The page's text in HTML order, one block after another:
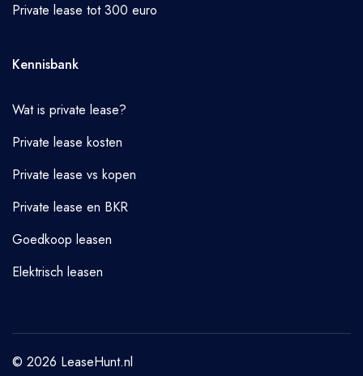
Private lease tot 300 euro
Kennisbank
Wat is private lease?
Private lease kosten
Private lease vs kopen
Private lease en BKR
Goedkoop leasen
Elektrisch leasen
© 2026 LeaseHunt.nl